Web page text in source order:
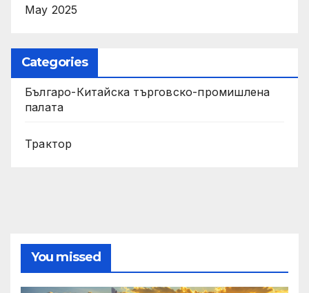
May 2025
Categories
Българо-Китайска търговско-промишлена
палата
Трактор
You missed